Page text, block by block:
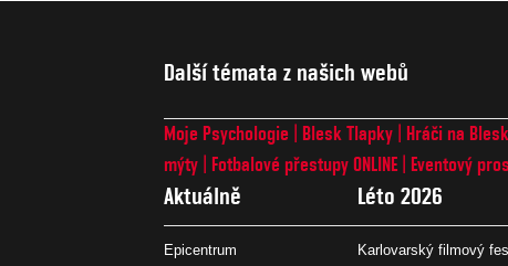
Další témata z našich webů
Moje Psychologie Blesk Tlapky Hráči na
mýty
Fotbalové přestupy ONLINE Eventový
Aktuálně
Epicentrum
Léto 2026
Karlovarský filmový